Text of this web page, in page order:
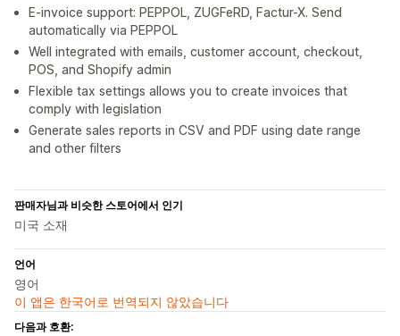
E-invoice support: PEPPOL, ZUGFeRD, Factur-X. Send
automatically via PEPPOL
Well integrated with emails, customer account, checkout,
POS, and Shopify admin
Flexible tax settings allows you to create invoices that
comply with legislation
Generate sales reports in CSV and PDF using date range
and other filters
판매자님과 비슷한 스토어에서 인기
미국 소재
언어
영어
이 앱은 한국어로 번역되지 않았습니다
다음과 호환: